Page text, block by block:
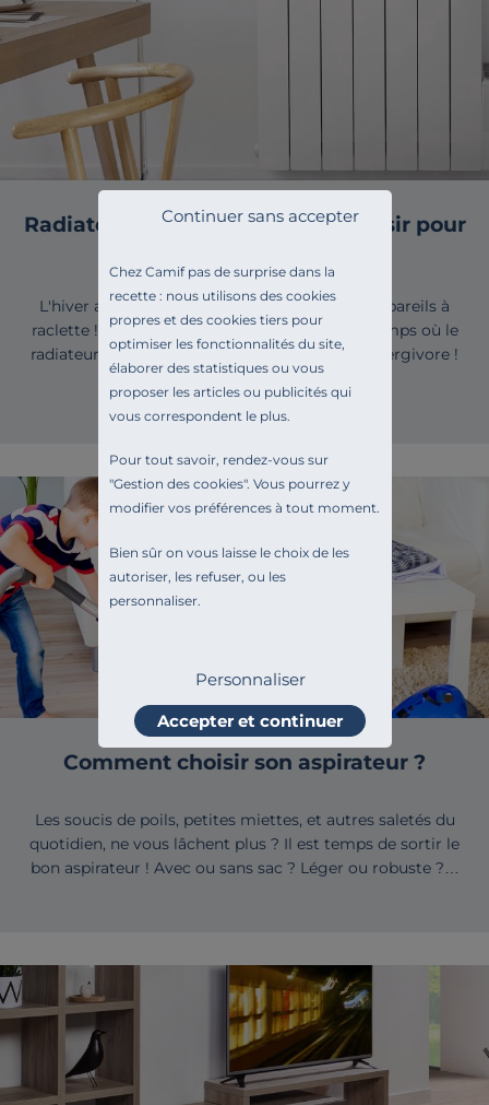
Radiateurs électriques : bien choisir pour
L'hiver arrive ? A vos plaids, chaussettes et appareils à
raclette ! Et surtout à vos radiateurs ! Fini le temps où le
radiateur électrique était considéré comme énergivore !
Plus design et plus…
Comment choisir son aspirateur ?
Les soucis de poils, petites miettes, et autres saletés du
quotidien, ne vous lâchent plus ? Il est temps de sortir le
bon aspirateur ! Avec ou sans sac ? Léger ou robuste ?…
Chez Camif pas de surprise dans la
recette : nous utilisons des cookies
propres et des cookies tiers pour
optimiser les fonctionnalités du site,
élaborer des statistiques ou vous
proposer les articles ou publicités qui
vous correspondent le plus.
Pour tout savoir, rendez-vous sur
"Gestion des cookies". Vous pourrez y
modifier vos préférences à tout moment.
Bien sûr on vous laisse le choix de les
autoriser, les refuser, ou les
personnaliser.
Continuer sans accepter
Personnaliser
Accepter et continuer